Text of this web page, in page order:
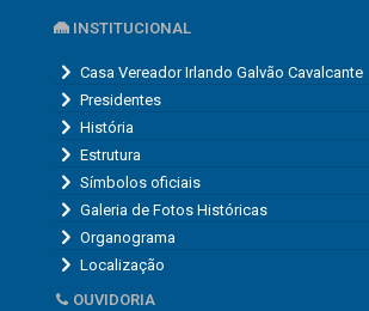
INSTITUCIONAL
Casa Vereador Irlando Galvão Cavalcante
Presidentes
História
Estrutura
Símbolos oficiais
Galeria de Fotos Históricas
Organograma
Localização
OUVIDORIA